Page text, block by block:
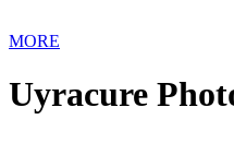
MORE
Uyracure